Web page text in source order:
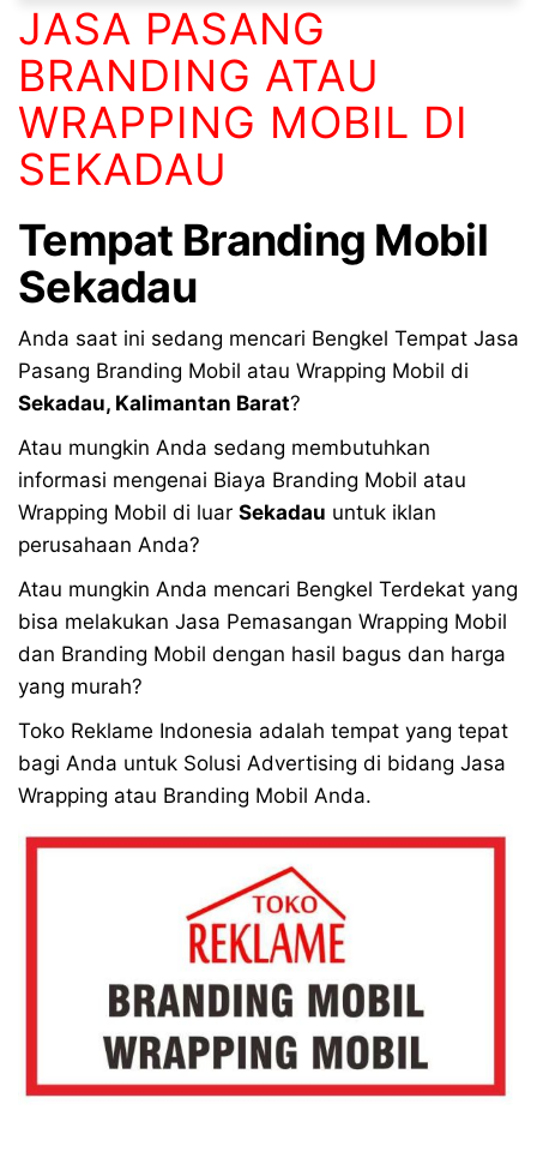
JASA PASANG
BRANDING ATAU
WRAPPING MOBIL DI
SEKADAU
Tempat Branding Mobil
Sekadau
Anda saat ini sedang mencari Bengkel Tempat Jasa
Pasang Branding Mobil atau Wrapping Mobil di
Sekadau, Kalimantan Barat?
Atau mungkin Anda sedang membutuhkan
informasi mengenai Biaya Branding Mobil atau
Wrapping Mobil di luar Sekadau untuk iklan
perusahaan Anda?
Atau mungkin Anda mencari Bengkel Terdekat yang
bisa melakukan Jasa Pemasangan Wrapping Mobil
dan Branding Mobil dengan hasil bagus dan harga
yang murah?
Toko Reklame Indonesia adalah tempat yang tepat
bagi Anda untuk Solusi Advertising di bidang Jasa
Wrapping atau Branding Mobil Anda.